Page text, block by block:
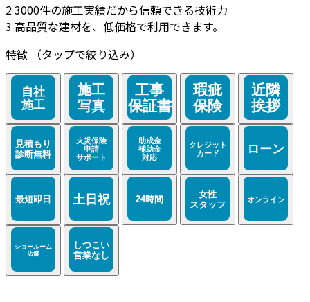
23000件の施工実績だから信頼できる技術力
3 高品質な建材を、低価格で利用できます。
特徴
（タップで絞り込み）